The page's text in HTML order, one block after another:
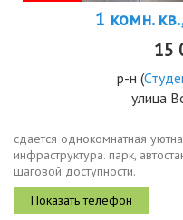
1 комн.
15
р-н (
улица
сдается однокомнатная
инфраструктура. парк,
шаговой доступности.